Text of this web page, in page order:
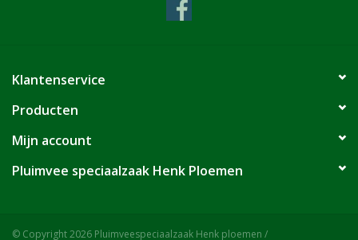
Klantenservice
Producten
Mijn account
Pluimvee speciaalzaak Henk Ploemen
© Copyright 2026 Pluimveespeciaalzaak Henk ploemen /